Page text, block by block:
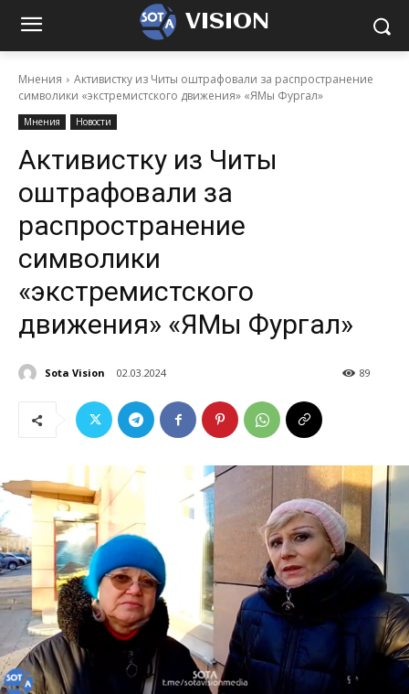
VISION
Мнения
Активистку из Читы оштрафовали за распространение
символики «экстремистского движения» «ЯМы Фургал»
Мнения Новости
Активистку из Читы
оштрафовали за
распространение
символики
«экстремистского
движения» «ЯМы Фургал»
Sota Vision 02.03.2024 89